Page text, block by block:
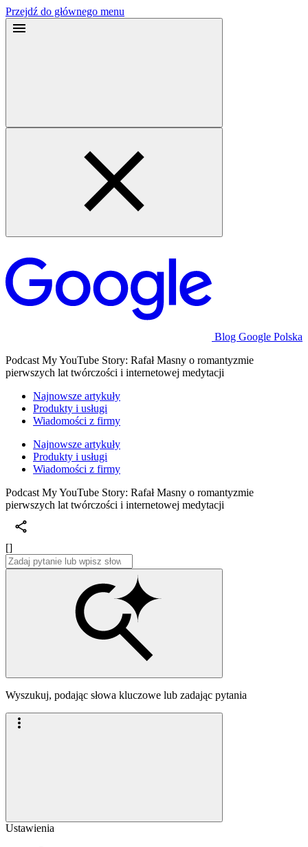
Przejdź do głównego menu
Blog Google Polska
Podcast My YouTube Story: Rafał Masny o romantyzmie
pierwszych lat twórczości i internetowej medytacji
Najnowsze artykuły
Produkty i usługi
Wiadomości z firmy
Najnowsze artykuły
Produkty i usługi
Wiadomości z firmy
Podcast My YouTube Story: Rafał Masny o romantyzmie
pierwszych lat twórczości i internetowej medytacji
[]
Wyszukuj, podając słowa kluczowe lub zadając pytania
Ustawienia